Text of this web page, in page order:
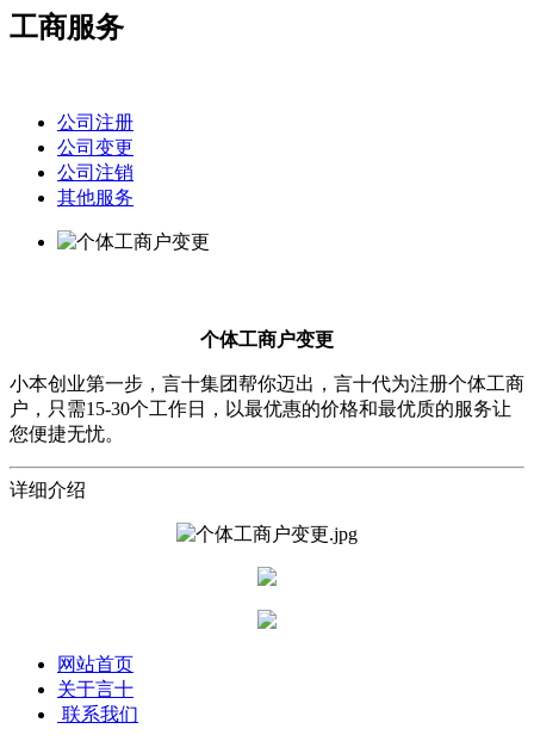
工商服务
公司注册
公司变更
公司注销
其他服务
个体工商户变更
小本创业第一步，言十集团帮你迈出，言十代为注册个体工商
户，只需15-30个工作日，以最优惠的价格和最优质的服务让
您便捷无忧。
详细介绍
网站首页
关于言十
联系我们